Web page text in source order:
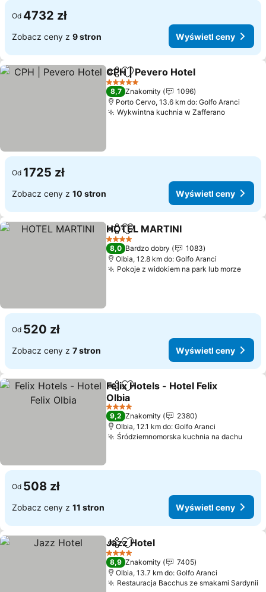
Od 4732 zł
Zobacz ceny z 9 stron Wyświetl ceny
Udostępnij
Dodaj do ulubionych
CPH | Pevero Hotel
5 Kategoria
8,7 Znakomity
1096
Porto Cervo, 13.6 km do: Golfo Aranci
Wykwintna kuchnia w Zafferano
Od 1725 zł
Zobacz ceny z 10 stron Wyświetl ceny
Udostępnij
Dodaj do ulubionych
HOTEL MARTINI
4 Kategoria
8,0 Bardzo dobry
1083
Olbia, 12.8 km do: Golfo Aranci
Pokoje z widokiem na park lub morze
Od 520 zł
Zobacz ceny z 7 stron Wyświetl ceny
Udostępnij
Dodaj do ulubionych
Felix Hotels - Hotel Felix
Olbia
Wyświetl ceny
4 Kategoria
9,2 Znakomity
2380
Olbia, 12.1 km do: Golfo Aranci
Śródziemnomorska kuchnia na dachu
Od 508 zł
Zobacz ceny z 11 stron Wyświetl ceny
Udostępnij
Dodaj do ulubionych
Jazz Hotel
4 Kategoria
8,9 Znakomity
7405
Olbia, 13.7 km do: Golfo Aranci
Restauracja Bacchus ze smakami Sardynii